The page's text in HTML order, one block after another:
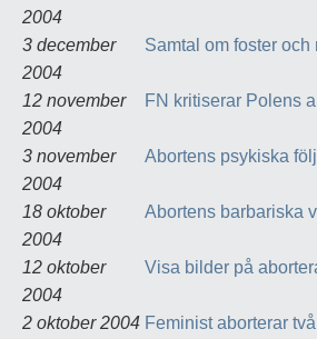
2004
3 december
2004
Samtal om foster
12 november
2004
FN kritiserar Polens
3 november
2004
Abortens psykiska
18 oktober
2004
Abortens barbariska
12 oktober
2004
Visa bilder på
2 oktober 2004 Feminist aborterar